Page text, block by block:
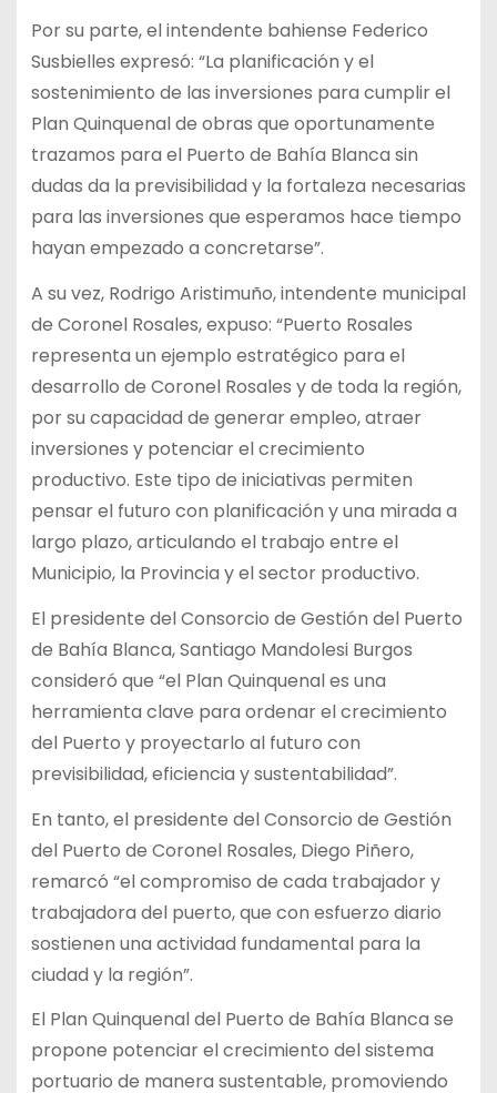
Por su parte, el intendente bahiense Federico
Susbielles expresó: “La planificación y el
sostenimiento de las inversiones para cumplir el
Plan Quinquenal de obras que oportunamente
trazamos para el Puerto de Bahía Blanca sin
dudas da la previsibilidad y la fortaleza necesarias
para las inversiones que esperamos hace tiempo
hayan empezado a concretarse”.
A su vez, Rodrigo Aristimuño, intendente municipal
de Coronel Rosales, expuso: “Puerto Rosales
representa un ejemplo estratégico para el
desarrollo de Coronel Rosales y de toda la región,
por su capacidad de generar empleo, atraer
inversiones y potenciar el crecimiento
productivo. Este tipo de iniciativas permiten
pensar el futuro con planificación y una mirada a
largo plazo, articulando el trabajo entre el
Municipio, la Provincia y el sector productivo.
El presidente del Consorcio de Gestión del Puerto
de Bahía Blanca, Santiago Mandolesi Burgos
consideró que “el Plan Quinquenal es una
herramienta clave para ordenar el crecimiento
del Puerto y proyectarlo al futuro con
previsibilidad, eficiencia y sustentabilidad”.
En tanto, el presidente del Consorcio de Gestión
del Puerto de Coronel Rosales, Diego Piñero,
remarcó “el compromiso de cada trabajador y
trabajadora del puerto, que con esfuerzo diario
sostienen una actividad fundamental para la
ciudad y la región”.
El Plan Quinquenal del Puerto de Bahía Blanca se
propone potenciar el crecimiento del sistema
portuario de manera sustentable, promoviendo